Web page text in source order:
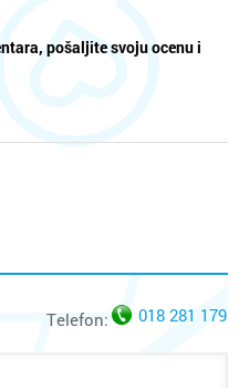
pošaljite svoju ocenu i
Telefon: 018 281 179